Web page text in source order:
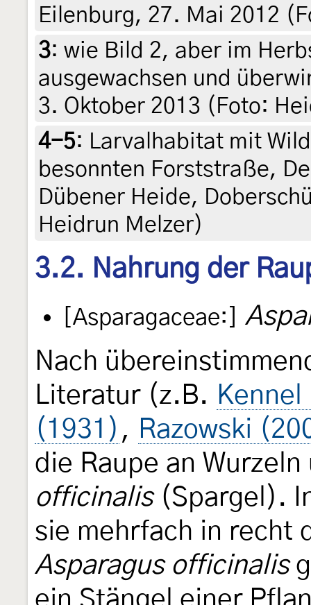
Eilenburg, 27. Mai 2012
3: wie Bild 2, aber im
ausgewachsen und
3. Oktober 2013 (Foto:
4-5: Larvalhabitat mit
besonnten Forststraße,
Dübener Heide,
Heidrun Melzer)
3.2. Nahrung der
[Asparagaceae:]
Nach
Literatur (z.B.
(1931) , Razowski
die Raupe an
officinalis(Spargel).
sie mehrfach in recht
Asparagus officinalis